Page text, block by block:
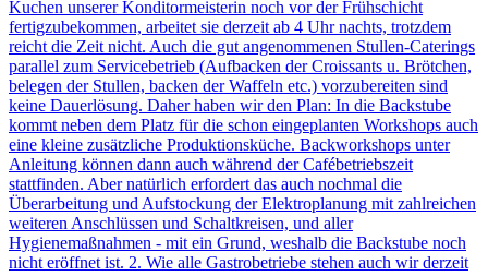
Kuchen unserer Konditormeisterin noch vor der Frühschicht
fertigzubekommen, arbeitet sie derzeit ab 4 Uhr nachts, trotzdem
reicht die Zeit nicht. Auch die gut angenommenen Stullen-Caterings
parallel zum Servicebetrieb (Aufbacken der Croissants u. Brötchen,
belegen der Stullen, backen der Waffeln etc.) vorzubereiten sind
keine Dauerlösung. Daher haben wir den Plan: In die Backstube
kommt neben dem Platz für die schon eingeplanten Workshops auch
eine kleine zusätzliche Produktionsküche. Backworkshops unter
Anleitung können dann auch während der Cafébetriebszeit
stattfinden. Aber natürlich erfordert das auch nochmal die
Überarbeitung und Aufstockung der Elektroplanung mit zahlreichen
weiteren Anschlüssen und Schaltkreisen, und aller
Hygienemaßnahmen - mit ein Grund, weshalb die Backstube noch
nicht eröffnet ist. 2. Wie alle Gastrobetriebe stehen auch wir derzeit